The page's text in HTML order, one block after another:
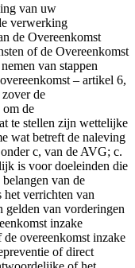
van uw
verwerking
de Overeenkomst
of de Overeenkomst
van stappen
– artikel 6,
de
de
te stellen zijn wettelijke
wat betreft de naleving
c, van de AVG; c.
is voor doeleinden die
van de
verrichten van
gelden van vorderingen
inzake
overeenkomst inzake
of direct